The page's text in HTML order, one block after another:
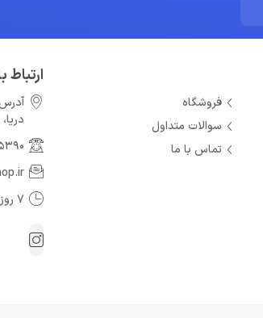
فروشگاه
سوالات متداول
تماس با ما
ارتباط
دريا،
7 روز هفته، 10 صبح تا 9 شب پاسخگوی شما عزیزان هستیم.